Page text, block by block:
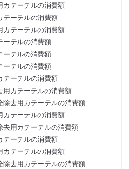
カテーテルの消費額
テーテルの消費額
カテーテルの消費額
ーテルの消費額
ーテルの消費額
ーテルの消費額
テーテルの消費額
用カテーテルの消費額
除去用カテーテルの消費額
カテーテルの消費額
去用カテーテルの消費額
テーテルの消費額
カテーテルの消費額
除去用カテーテルの消費額